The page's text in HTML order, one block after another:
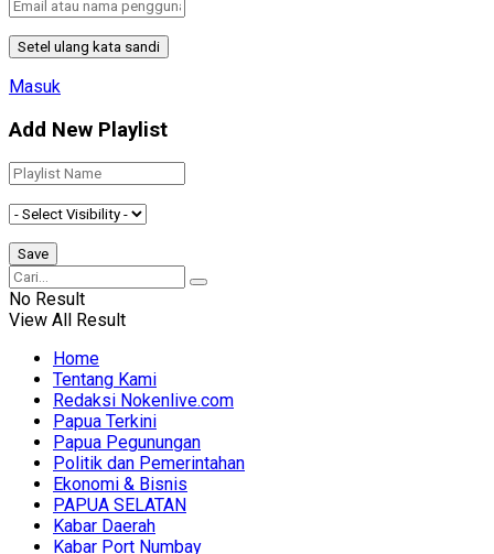
Masuk
Add New Playlist
No Result
View All Result
Home
Tentang Kami
Redaksi Nokenlive.com
Papua Terkini
Papua Pegunungan
Politik dan Pemerintahan
Ekonomi & Bisnis
PAPUA SELATAN
Kabar Daerah
Kabar Port Numbay